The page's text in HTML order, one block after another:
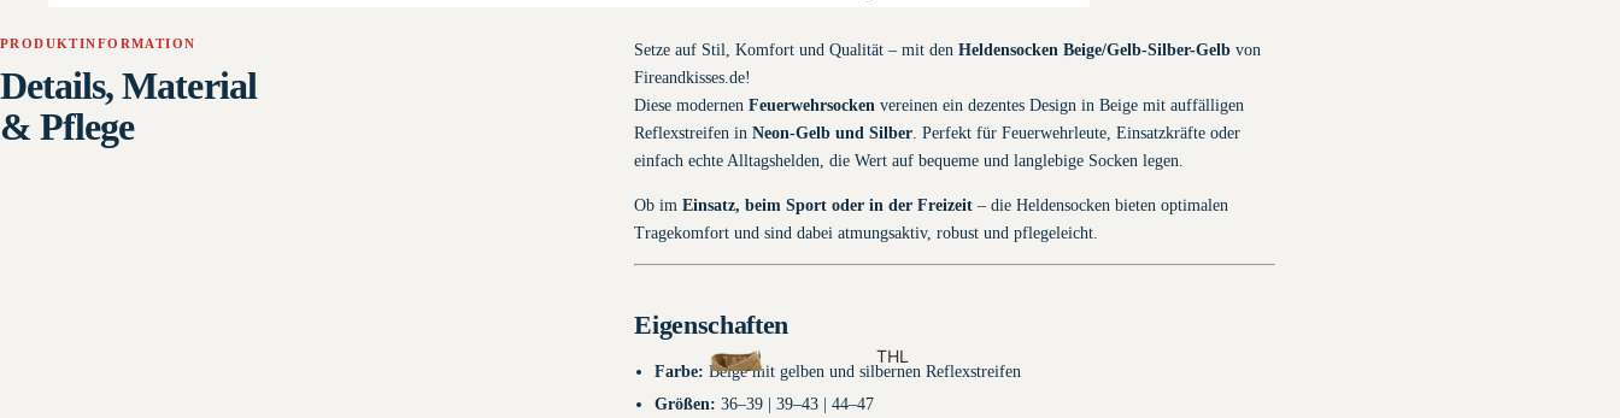
THL
Einsatzjacke
PRODUKTINFORMATION
Details, Material
& Pflege
Setze auf Stil, Komfort und Qualität – mit denHeldensocken Beige/Gelb-Silber-Gelb von
Fireandkisses.de!
Diese modernenFeuerwehrsocken vereinen ein dezentes Design in Beige mit auffälligen
Reflexstreifen inNeon-Gelb und Silber . Perfekt für Feuerwehrleute, Einsatzkräfte oder
einfach echte Alltagshelden, die Wert auf bequeme und langlebige Socken legen.
Ob imEinsatz, beim Sport oder in der Freizeit – die Heldensocken bieten optimalen
Tragekomfort und sind dabei atmungsaktiv, robust und pflegeleicht.
Eigenschaften
Farbe: Beige mit gelben und silbernen Reflexstreifen
Größen: 36–39 | 39–43 | 44–47